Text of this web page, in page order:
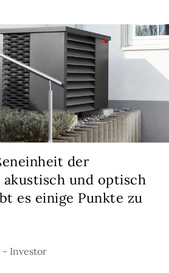
der
akustisch und optisch
es einige Punkte zu
- Investor